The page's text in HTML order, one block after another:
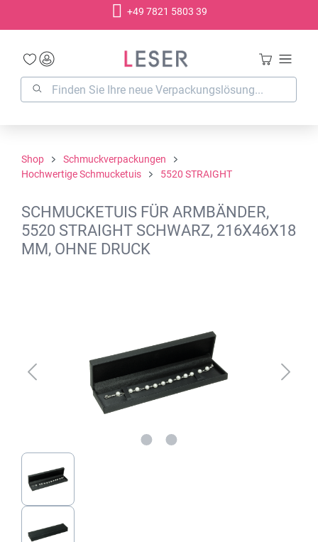
+49 7821 5803 39
Shop
Schmuckverpackungen
Hochwertige Schmucketuis
5520 STRAIGHT
SCHMUCKETUIS FÜR ARMBÄNDER,
5520 STRAIGHT SCHWARZ, 216X46X18
MM, OHNE DRUCK